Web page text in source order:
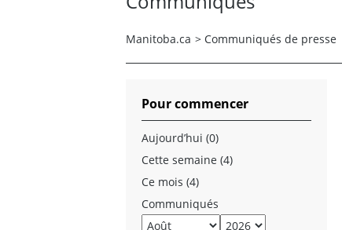
Manitoba.ca > Communiqués de presse
Pour commencer
Aujourd’hui (0)
Cette semaine (4)
Ce mois (4)
Communiqués